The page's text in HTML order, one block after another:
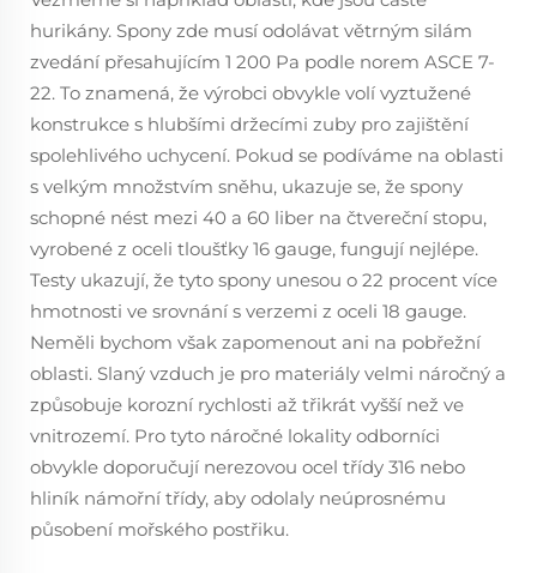
hurikány. Spony zde musí odolávat větrným silám
zvedání přesahujícím 1 200 Pa podle norem ASCE 7-
22. To znamená, že výrobci obvykle volí vyztužené
konstrukce s hlubšími držecími zuby pro zajištění
spolehlivého uchycení. Pokud se podíváme na oblasti
s velkým množstvím sněhu, ukazuje se, že spony
schopné nést mezi 40 a 60 liber na čtvereční stopu,
vyrobené z oceli tloušťky 16 gauge, fungují nejlépe.
Testy ukazují, že tyto spony unesou o 22 procent více
hmotnosti ve srovnání s verzemi z oceli 18 gauge.
Neměli bychom však zapomenout ani na pobřežní
oblasti. Slaný vzduch je pro materiály velmi náročný a
způsobuje korozní rychlosti až třikrát vyšší než ve
vnitrozemí. Pro tyto náročné lokality odborníci
obvykle doporučují nerezovou ocel třídy 316 nebo
hliník námořní třídy, aby odolaly neúprosnému
působení mořského postřiku.